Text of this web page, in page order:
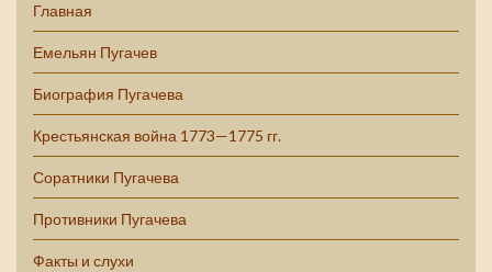
Главная
Емельян Пугачев
Биография Пугачева
Крестьянская война 1773—1775 гг.
Соратники Пугачева
Противники Пугачева
Факты и слухи